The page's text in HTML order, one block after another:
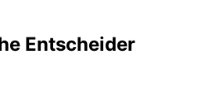
Entscheider